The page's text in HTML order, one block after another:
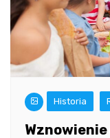
Historia